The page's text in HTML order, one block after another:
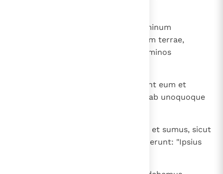
fecitque ex uno omne genus hominum
inhabitare super universam faciem terrae,
definiens statuta tempora et terminos
quaerere Deum, si forte attrectent eum et
inveniant, quamvis non longe sit ab unoquoque
In ipso enim vivimus et movemur et sumus, sicut
et quidam vestrum poetarum dixerunt: "Ipsius